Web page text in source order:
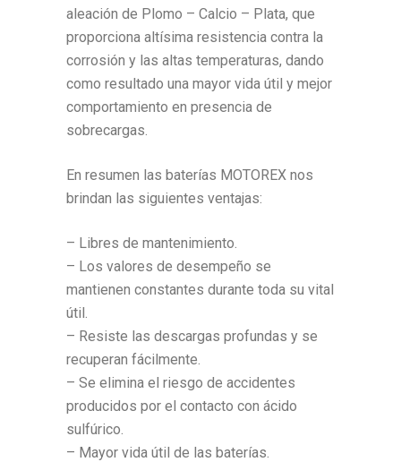
aleación de Plomo – Calcio – Plata, que
proporciona altísima resistencia contra la
corrosión y las altas temperaturas, dando
como resultado una mayor vida útil y mejor
comportamiento en presencia de
sobrecargas.
En resumen las baterías MOTOREX nos
brindan las siguientes ventajas:
– Libres de mantenimiento.
– Los valores de desempeño se
mantienen constantes durante toda su vital
útil.
– Resiste las descargas profundas y se
recuperan fácilmente.
– Se elimina el riesgo de accidentes
producidos por el contacto con ácido
sulfúrico.
– Mayor vida útil de las baterías.